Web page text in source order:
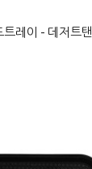
레이 - 데저트탠